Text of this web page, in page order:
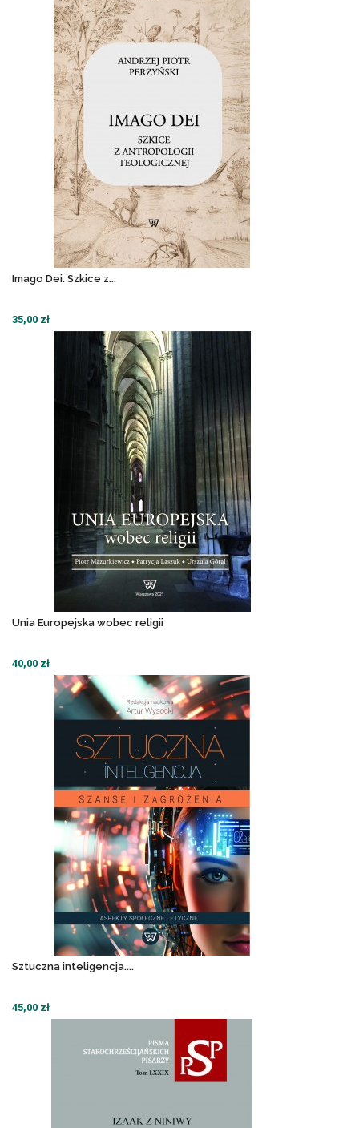
Imago Dei. Szkice z...
35,00 zł
Unia Europejska wobec religii
40,00 zł
Sztuczna inteligencja....
45,00 zł